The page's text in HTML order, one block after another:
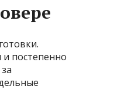
постепенно